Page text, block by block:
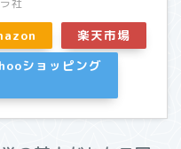
楽天市場
ショッピング